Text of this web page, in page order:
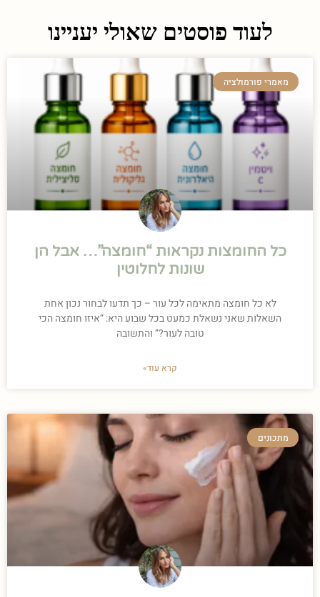
לעוד פוסטים שאולי יעניינו
מאמרי פורמולציה
כל החומצות נקראות “חומצה”… אבל הן
שונות לחלוטין
לא כל חומצה מתאימה לכל עור – כך תדעו לבחור נכון אחת
השאלות שאני נשאלת כמעט בכל שבוע היא: “איזו חומצה הכי
טובה לעור?” והתשובה
קרא עוד»
מתכונים